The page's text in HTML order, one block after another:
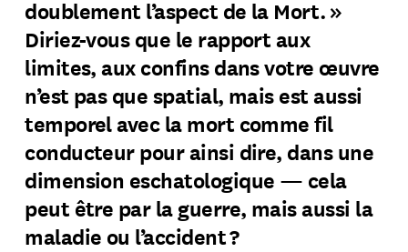
doublement l’aspect de la Mort. »
Diriez-vous que le rapport aux
limites, aux confins dans votre œuvre
n’est pas que spatial, mais est aussi
temporel avec la mort comme fil
conducteur pour ainsi dire, dans une
dimension eschatologique — cela
peut être par la guerre, mais aussi la
maladie ou l’accident ?